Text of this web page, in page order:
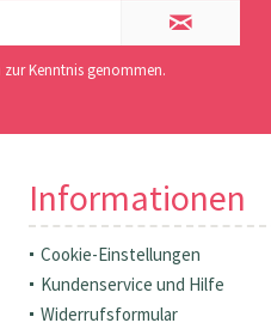
zur Kenntnis genommen.
Informationen
Cookie-Einstellungen
Kundenservice und Hilfe
Widerrufsformular